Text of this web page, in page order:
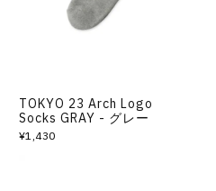
TOKYO 23 Arch Logo
Socks GRAY - グレー
¥1,430